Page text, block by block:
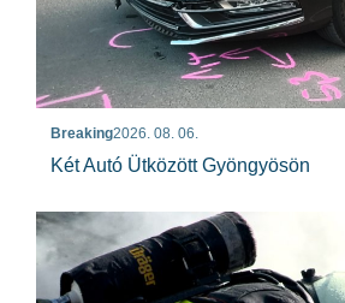
Breaking2026. 08. 06.
Két Autó Ütközött Gyöngyösön